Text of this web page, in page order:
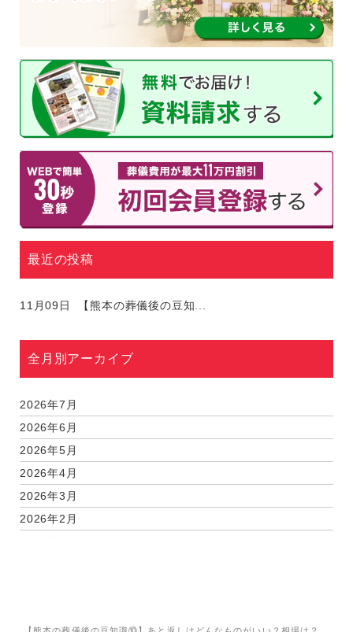
最近の投稿
11月09日 【熊本の葬儀後の豆知...
全月別アーカイブ
2026年7月
2026年6月
2026年5月
2026年4月
2026年3月
2026年2月